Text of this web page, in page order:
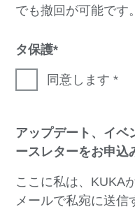
でも撤回が可能です。
タ保護
同意します
アップデート、イベ
ースレターをお申込
ここに私は、KUKA
メールで私宛に送信